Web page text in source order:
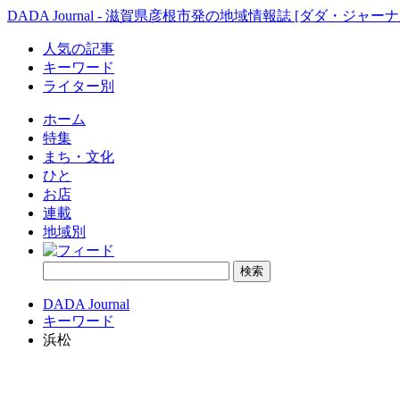
DADA Journal - 滋賀県彦根市発の地域情報誌 [ダダ・ジャー
人気の記事
キーワード
ライター別
ホーム
特集
まち・文化
ひと
お店
連載
地域別
DADA Journal
キーワード
浜松